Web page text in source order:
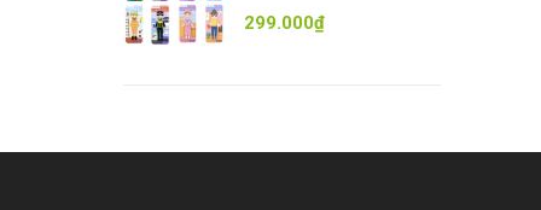
Boxes Occupations]
299.000₫